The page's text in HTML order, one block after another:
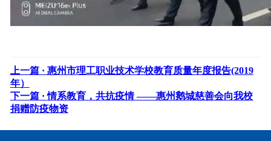
上一篇 · 惠州市理工职业技术学校教育质量年度报告(2019
年）
下一篇 ·情系教育，共抗疫情 ——惠州鹅城慈善会向我校
捐赠防疫物资